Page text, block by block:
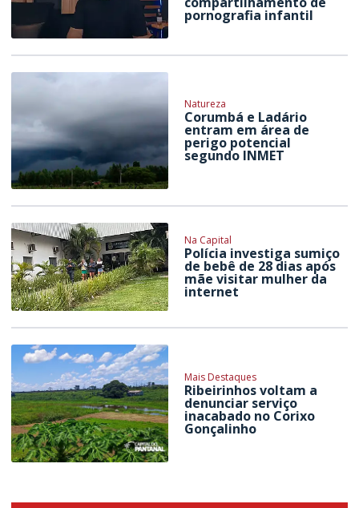
pornografia infantil
Natureza
Corumbá e Ladário
entram em área de
perigo potencial
segundo INMET
Na Capital
Polícia investiga sumiço
de bebê de 28 dias após
mãe visitar mulher da
internet
Mais Destaques
Ribeirinhos voltam a
denunciar serviço
inacabado no Corixo
Gonçalinho